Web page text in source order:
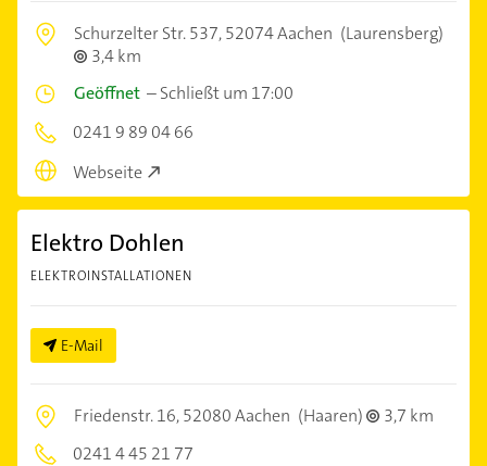
Schurzelter Str. 537,52074 Aachen (Laurensberg)
3,4 km
Geöffnet –Schließt um 17:00
0241 9 89 04 66
Webseite
Elektro Dohlen
ELEKTROINSTALLATIONEN
E-Mail
Friedenstr. 16,52080 Aachen (Haaren)
3,7 km
0241 4 45 21 77